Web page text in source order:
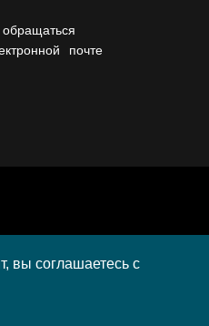
почте
вы соглашаетесь с